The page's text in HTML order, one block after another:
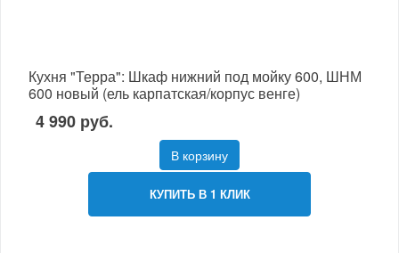
Кухня "Терра": Шкаф нижний под мойку 600, ШНМ
600 новый (ель карпатская/корпус венге)
4 990 руб.
В корзину
КУПИТЬ В 1 КЛИК